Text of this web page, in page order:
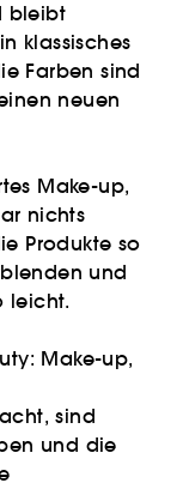
bleibt
klassisches
Farben sind
neuen
Make-up,
nichts
Produkte so
und
leicht.
Make-up,
sind
und die